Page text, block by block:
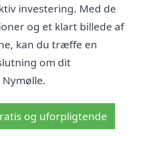
investering. Med de
og et klart billede af
kan du træffe en
om dit
og uforpligtende